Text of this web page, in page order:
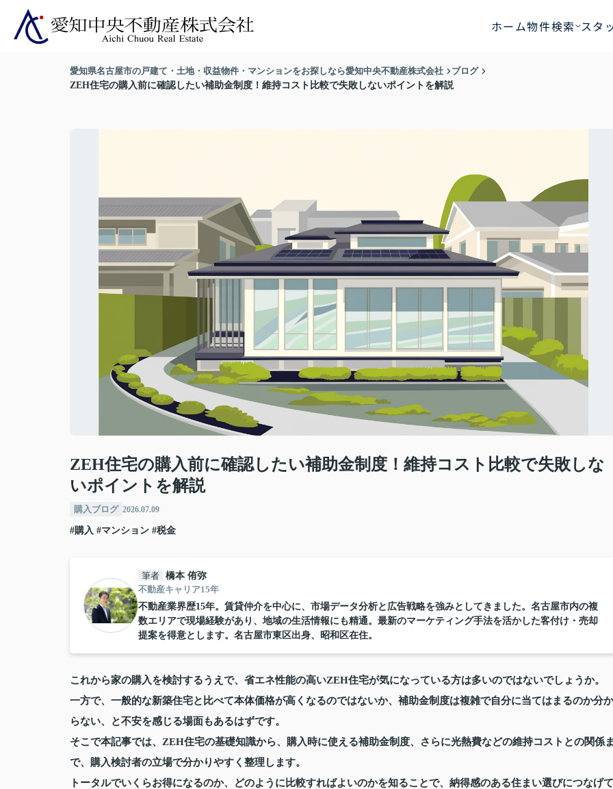
ホーム物件検索 スタ
愛知県名古屋市の戸建て・土地・収益物件・マンションをお探しなら愛知中央不動産株式会社
ブログ
ZEH住宅の購入前に確認したい補助金制度！維持コスト比較で失敗しないポイントを解説
ZEH住宅の購入前に確認したい補助金制度！維持コスト比較で失敗しな
いポイントを解説
購入ブログ 2026.07.09
#購入 #マンション #税金
筆者 橋本 侑弥
不動産キャリア15年
不動産業界歴15年。賃貸仲介を中心に、市場データ分析と広告戦略を強みとしてきました。名古屋市内の複
数エリアで現場経験があり、地域の生活情報にも精通。最新のマーケティング手法を活かした客付け・売却
提案を得意とします。名古屋市東区出身、昭和区在住。
これから家の購入を検討するうえで、省エネ性能の高いZEH住宅が気になっている方は多いのではないでしょうか。
一方で、一般的な新築住宅と比べて本体価格が高くなるのではないか、補助金制度は複雑で自分に当てはまるのか分か
らない、と不安を感じる場面もあるはずです。
そこで本記事では、ZEH住宅の基礎知識から、購入時に使える補助金制度、さらに光熱費などの維持コストとの関係
で、購入検討者の立場で分かりやすく整理します。
トータルでいくらお得になるのか、どのように比較すればよいのかを知ることで、納得感のある住まい選びにつなげて